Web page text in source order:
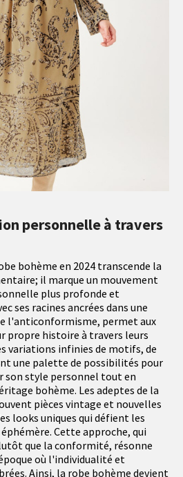
personnelle à travers
bohème en 2024 transcende la
il marque un mouvement
plus profonde et
ses racines ancrées dans une
l'anticonformisme, permet aux
propre histoire à travers leurs
variations infinies de motifs, de
une palette de possibilités pour
son style personnel tout en
bohème. Les adeptes de la
pièces vintage et nouvelles
looks uniques qui défient les
Cette approche, qui
que la conformité, résonne
où l'individualité et
Ainsi, la robe bohème devient